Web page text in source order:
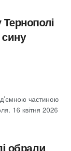
частиною
16 квітня 2026
обрали